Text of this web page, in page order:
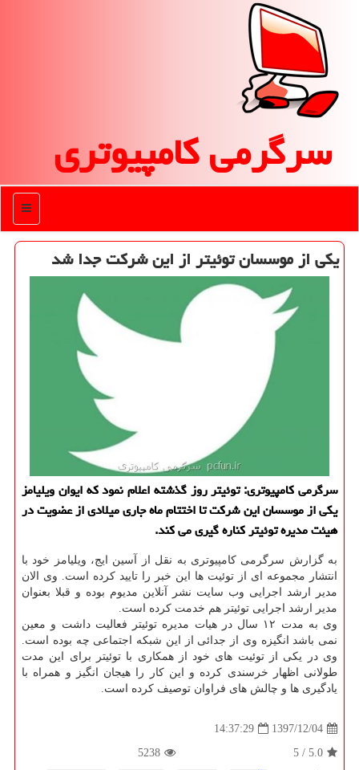
سرگرمی كامپیوتری
منو
یكی از موسسان توئیتر از این شركت جدا شد
سرگرمی كامپیوتری: توئیتر روز گذشته اعلام نمود كه ایوان ویلیامز
یكی از موسسان این شركت تا اختتام ماه جاری میلادی از عضویت در
هیئت مدیره توئیتر كناره گیری می كند.
به گزارش سرگرمی كامپیوتری به نقل از آسین ایج، ویلیامز خود با
انتشار مجموعه ای از توئیت ها این خبر را تایید كرده است. وی الان
مدیر ارشد اجرایی وب سایت نشر آنلاین مدیوم بوده و قبلا بعنوان
مدیر ارشد اجرایی توئیتر هم خدمت كرده است.
وی به مدت ۱۲ سال در هیات مدیره توئیتر فعالیت داشت و معین
نمی باشد انگیزه وی از جدائی از این شبكه اجتماعی چه بوده است.
وی در یكی از توئیت های خود از همكاری با توئیتر برای این مدت
طولانی اظهار خرسندی كرده و این كار را هیجان انگیز و همراه با
یادگیری ها و چالش های فراوان توصیف كرده است.
1397/12/04
14:37:29
5.0
/
5
5238